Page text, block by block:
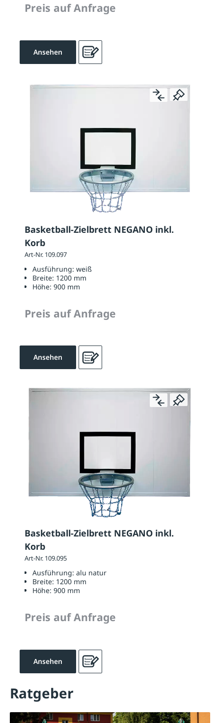
Preis auf Anfrage
Ansehen
Basketball-Zielbrett NEGANO inkl.
Korb
Art-Nr. 109.097
Ausführung: weiß
Breite: 1200 mm
Höhe: 900 mm
Preis auf Anfrage
Ansehen
Basketball-Zielbrett NEGANO inkl.
Korb
Art-Nr. 109.095
Ausführung: alu natur
Breite: 1200 mm
Höhe: 900 mm
Preis auf Anfrage
Ansehen
Ratgeber